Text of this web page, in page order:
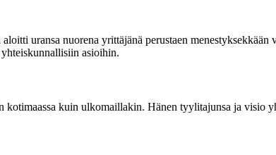
uransa nuorena yrittäjänä perustaen
asioihin.
kotimaassa kuin ulkomaillakin. Hänen tyylitajunsa ja visio